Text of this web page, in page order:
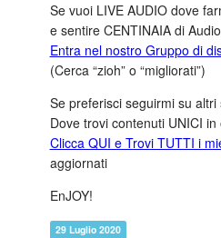
Se vuoi LIVE AUDIO dove
e sentire CENTINAIA di
Entra nel nostro Gruppo di
(Cerca “zioh” o “migliorati”)
Se preferisci seguirmi su altri
Dove trovi contenuti UNICI in
Clicca QUI e Trovi TUTTI i
aggiornati
EnJOY!
29 Luglio 2020